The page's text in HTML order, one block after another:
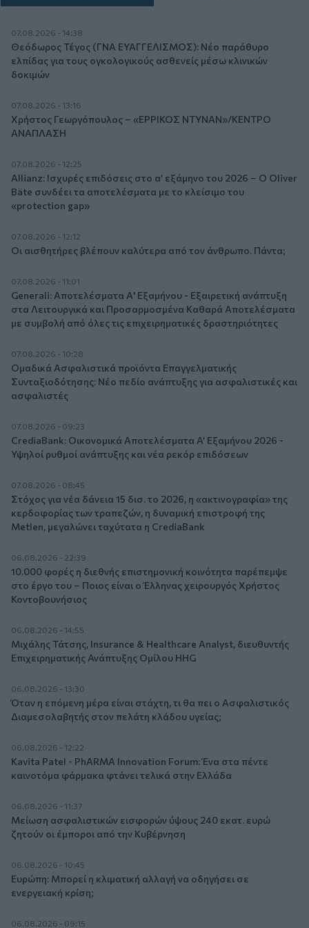
07.08.2026 - 14:38
Θεόδωρος Τέγος (ΓΝΑ ΕΥΑΓΓΕΛΙΣΜΟΣ): Νέο παράθυρο
ελπίδας για τους ογκολογικούς ασθενείς μέσω κλινικών
δοκιμών
07.08.2026 - 13:16
Χρήστος Γεωργόπουλος – «ΕΡΡΙΚΟΣ ΝΤΥΝΑΝ»/ΚΕΝΤΡΟ
ΑΝΑΠΛΑΣΗ
07.08.2026 - 12:25
Allianz: Ισχυρές επιδόσεις στο α’ εξάμηνο του 2026 – Ο Oliver
Bäte συνδέει τα αποτελέσματα με το κλείσιμο του
«protection gap»
07.08.2026 - 12:12
Οι αισθητήρες βλέπουν καλύτερα από τον άνθρωπο. Πάντα;
07.08.2026 - 11:01
Generali: Αποτελέσματα Α' Εξαμήνου - Εξαιρετική ανάπτυξη
στα Λειτουργικά και Προσαρμοσμένα Καθαρά Αποτελέσματα
με συμβολή από όλες τις επιχειρηματικές δραστηριότητες
07.08.2026 - 10:28
Ομαδικά Ασφαλιστικά προϊόντα Επαγγελματικής
Συνταξιοδότησης: Νέο πεδίο ανάπτυξης για ασφαλιστικές και
ασφαλιστές
07.08.2026 - 09:23
CrediaBank: Οικονομικά Αποτελέσματα A’ Εξαμήνου 2026 -
Υψηλοί ρυθμοί ανάπτυξης και νέα ρεκόρ επιδόσεων
07.08.2026 - 08:45
Στόχος για νέα δάνεια 15 δισ. το 2026, η «ακτινογραφία» της
κερδοφορίας των τραπεζών, η δυναμική επιστροφή της
Metlen, μεγαλώνει ταχύτατα η CrediaBank
06.08.2026 - 22:39
10.000 φορές η διεθνής επιστημονική κοινότητα παρέπεμψε
στο έργο του – Ποιος είναι ο Έλληνας χειρουργός Χρήστος
Κοντοβουνήσιος
06.08.2026 - 14:55
Μιχάλης Τάτσης, Insurance & Healthcare Analyst, διευθυντής
Επιχειρηματικής Ανάπτυξης Ομίλου HHG
06.08.2026 - 13:30
Όταν η επόμενη μέρα είναι στάχτη, τι θα πει ο Ασφαλιστικός
Διαμεσολαβητής στον πελάτη κλάδου υγείας;
06.08.2026 - 12:22
Kavita Patel - PhARMA Innovation Forum: Ένα στα πέντε
καινοτόμα φάρμακα φτάνει τελικά στην Ελλάδα
06.08.2026 - 11:37
Μείωση ασφαλιστικών εισφορών ύψους 240 εκατ. ευρώ
ζητούν οι έμποροι από την Κυβέρνηση
06.08.2026 - 10:45
Ευρώπη: Μπορεί η κλιματική αλλαγή να οδηγήσει σε
ενεργειακή κρίση;
06.08.2026 - 09:15